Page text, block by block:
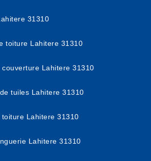
31310
toiture Lahitere 31310
couverture Lahitere 31310
tuiles Lahitere 31310
toiture Lahitere 31310
Lahitere 31310